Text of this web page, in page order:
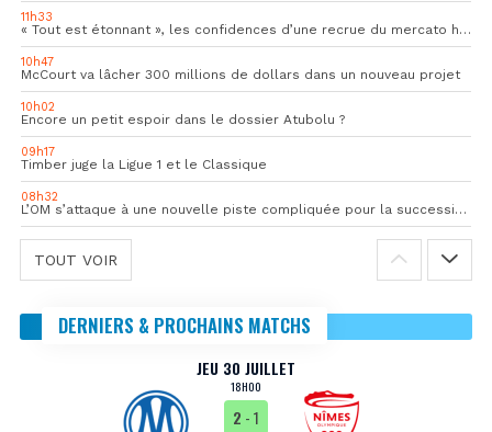
11h33
« Tout est étonnant », les confidences d’une recrue du mercato hivernal de l’OM
10h47
McCourt va lâcher 300 millions de dollars dans un nouveau projet
10h02
Encore un petit espoir dans le dossier Atubolu ?
09h17
Timber juge la Ligue 1 et le Classique
08h32
L’OM s’attaque à une nouvelle piste compliquée pour la succession de Rulli
TOUT VOIR
DERNIERS & PROCHAINS MATCHS
JEU 30 JUILLET
18H00
2 - 1